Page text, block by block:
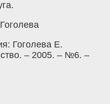
Гоголева Е.
– 2005. – №6. –